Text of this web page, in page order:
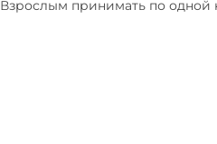
Взрослым принимать по одной